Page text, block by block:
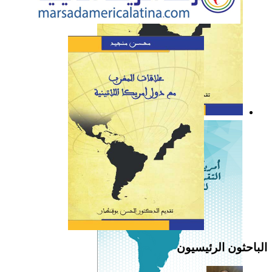
كتاب: علاقات المغرب مع
دول أمريكا اللاتينية
الباحثون الرئيسيون